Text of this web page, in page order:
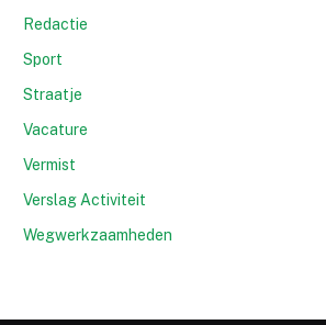
Redactie
Sport
Straatje
Vacature
Vermist
Verslag Activiteit
Wegwerkzaamheden